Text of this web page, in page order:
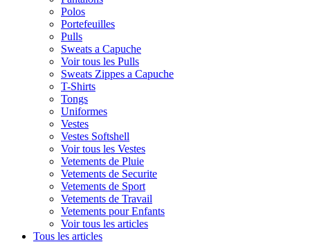
Polos
Portefeuilles
Pulls
Sweats a Capuche
Voir tous les Pulls
Sweats Zippes a Capuche
T-Shirts
Tongs
Uniformes
Vestes
Vestes Softshell
Voir tous les Vestes
Vetements de Pluie
Vetements de Securite
Vetements de Sport
Vetements de Travail
Vetements pour Enfants
Voir tous les articles
Tous les articles